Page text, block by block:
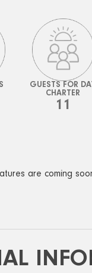
GUESTS FOR
CHARTER
11
are coming